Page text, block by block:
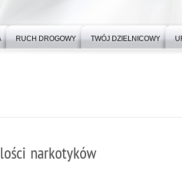
RUCH DROGOWY TWÓJ DZIELNICOWY
narkotyków